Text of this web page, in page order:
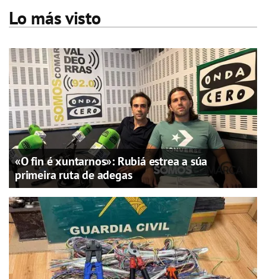
Lo más visto
«O fin é xuntarnos»: Rubiá estrea a súa
primeira ruta de adegas